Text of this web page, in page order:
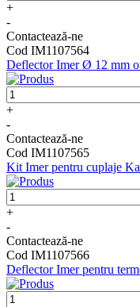
+
-
Contactează-ne
Cod IM1107564
Deflector Imer Ø 12 mm
+
-
Contactează-ne
Cod IM1107565
Kit Imer pentru cuplaje
+
-
Contactează-ne
Cod IM1107566
Deflector Imer pentru